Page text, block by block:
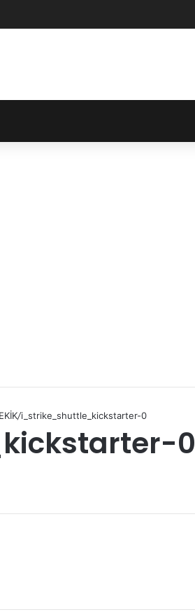
/i_strike_shuttle_kickstarter-0
0